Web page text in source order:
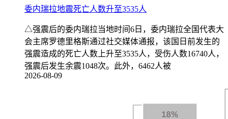
委内瑞拉地震死亡人数升至3535人
△强震后的委内瑞拉当地时间6日，委内瑞拉全国代表大
会主席罗德里格斯通过社交媒体通报，该国日前发生的
强震造成的死亡人数上升至3535人，受伤人数16740人，
强震后发生余震1048次。此外，6462人被
2026-08-09